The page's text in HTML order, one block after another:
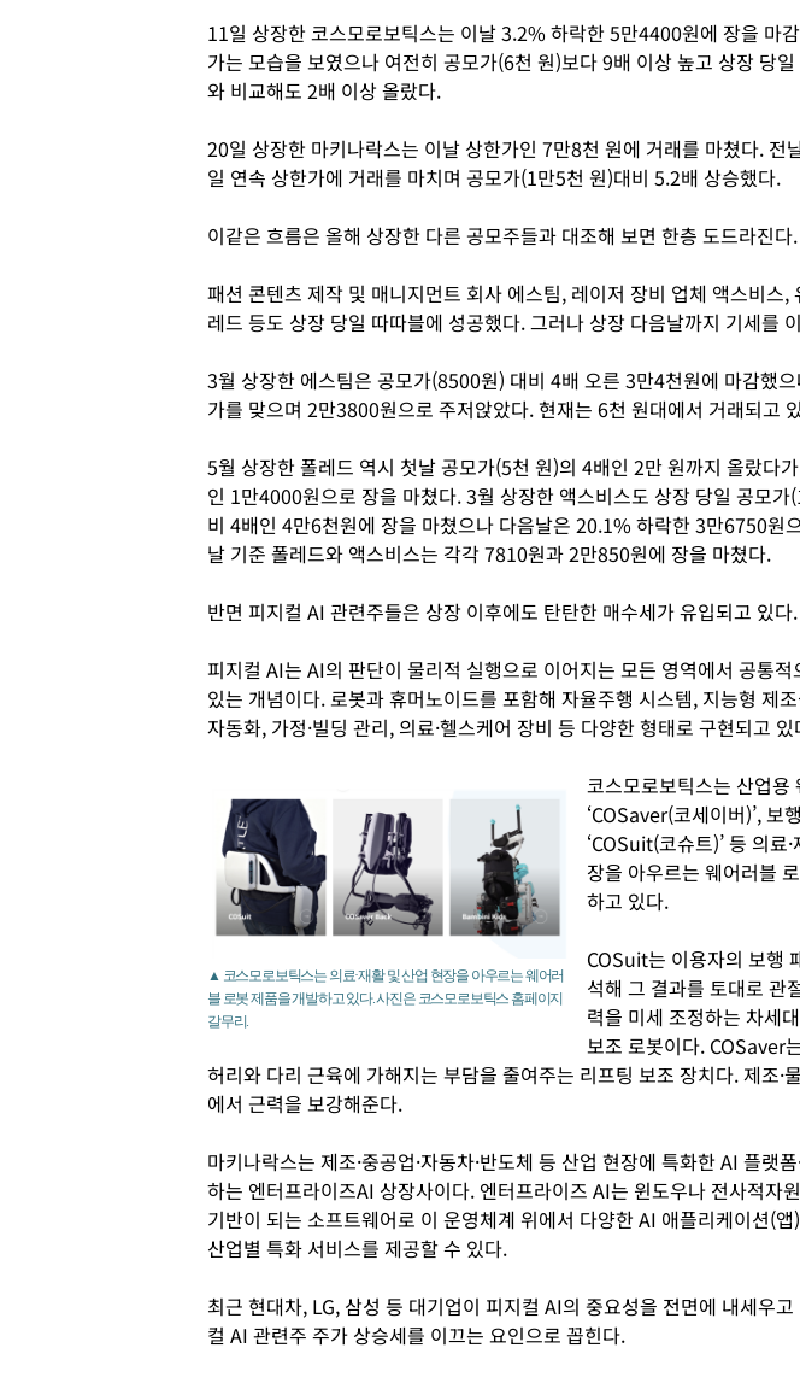
11일 상장한 코스모로보틱스는 이날 3.2% 하락한 5만4400원에 장을 마
가는 모습을 보였으나 여전히 공모가(6천 원)보다 9배 이상 높고 상장 당
와 비교해도 2배 이상 올랐다.
20일 상장한 마키나락스는 이날 상한가인 7만8천 원에 거래를 마쳤다. 전
일 연속 상한가에 거래를 마치며 공모가(1만5천 원)대비 5.2배 상승했다.
이같은 흐름은 올해 상장한 다른 공모주들과 대조해 보면 한층 도드라진다.
패션 콘텐츠 제작 및 매니지먼트 회사 에스팀, 레이저 장비 업체 액스비스,
레드 등도 상장 당일 따따블에 성공했다. 그러나 상장 다음날까지 기세를
3월 상장한 에스팀은 공모가(8500원) 대비 4배 오른 3만4천원에 마감했
가를 맞으며 2만3800원으로 주저앉았다. 현재는 6천 원대에서 거래되고
5월 상장한 폴레드 역시 첫날 공모가(5천 원)의 4배인 2만 원까지 올랐다
인 1만4000원으로 장을 마쳤다. 3월 상장한 액스비스도 상장 당일 공모가
비 4배인 4만6천원에 장을 마쳤으나 다음날은 20.1% 하락한 3만6750원
날 기준 폴레드와 액스비스는 각각 7810원과 2만850원에 장을 마쳤다.
반면 피지컬 AI 관련주들은 상장 이후에도 탄탄한 매수세가 유입되고 있다.
피지컬 AI는 AI의 판단이 물리적 실행으로 이어지는 모든 영역에서 공통적
있는 개념이다. 로봇과 휴머노이드를 포함해 자율주행 시스템, 지능형 제
자동화, 가정·빌딩 관리, 의료·헬스케어 장비 등 다양한 형태로 구현되고 있
▲ 코스모로보틱스는 의료·재활 및 산업 현장을 아우르는 웨어러
블 로봇 제품을 개발하고 있다. 사진은 코스모로보틱스 홈페이지
갈무리.
코스모로보틱스는 산업용
‘COSaver(코세이버)’, 보
‘COSuit(코슈트)’ 등 의료
장을 아우르는 웨어러블
하고 있다.
COSuit는 이용자의 보행
석해 그 결과를 토대로 관
력을 미세 조정하는 차세
보조 로봇이다. COSaver
허리와 다리 근육에 가해지는 부담을 줄여주는 리프팅 보조 장치다. 제조·
에서 근력을 보강해준다.
마키나락스는 제조·중공업·자동차·반도체 등 산업 현장에 특화한 AI 플랫
하는 엔터프라이즈AI 상장사이다. 엔터프라이즈 AI는 윈도우나 전사적자
기반이 되는 소프트웨어로 이 운영체계 위에서 다양한 AI 애플리케이션(앱
산업별 특화 서비스를 제공할 수 있다.
최근 현대차, LG, 삼성 등 대기업이 피지컬 AI의 중요성을 전면에 내세우고
컬 AI 관련주 주가 상승세를 이끄는 요인으로 꼽힌다.